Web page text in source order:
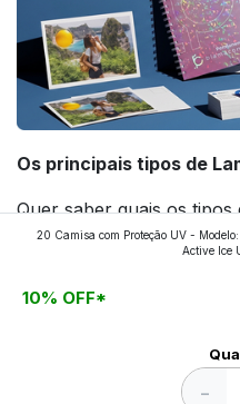
Os principais tipos de
Quer saber quais os tipos
aplicados nos impressos
continue a leitura que
20 Camisa com Proteção UV -
Active Ice
10% OFF*
−